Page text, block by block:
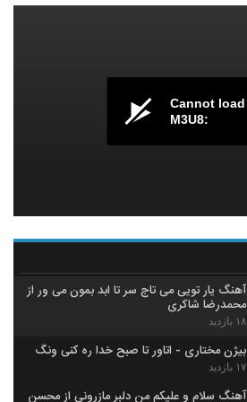
Cannot load
M3U8:
آهنگ یار تویی می تاج سر تا ابد بمون می ور از
محمدرضا شاکری
۱۸ بازدید
بیژن مختاری - اتاور تا صبح خدا ره کنی ونگ
۱۷ بازدید
آهنگ سلام و علیکم من دلبر مازرونی از محسن